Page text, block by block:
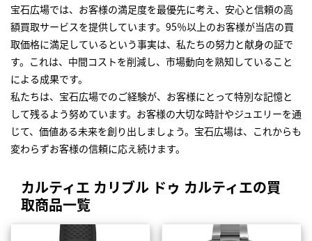
宝石広場では、お客様の満足度を最優先に考え、安心と信頼の高
額買取サービスを提供しています。95％以上のお客様が当店の買
取価格に満足しているという事実は、私たちの努力と献身の証で
す。これは、中間コストを削減し、市場動向を熟知していること
による成果です。
私たちは、宝石広場でのご経験が、お客様にとって特別な記憶と
して残るよう努めています。お客様の大切な時計やジュエリーを通
じて、価値ある未来を創り出しましょう。宝石広場は、これからも
変わらずお客様の信頼に応え続けます。
カルティエ カリブル ドゥ カルティエの買
取商品一覧